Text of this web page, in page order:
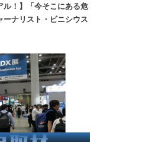
ル！】「今そこにある危
ナリスト・ビニシウス